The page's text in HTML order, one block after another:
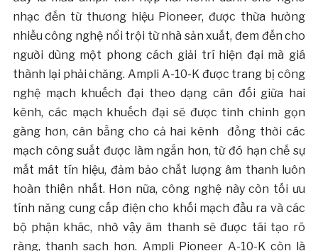
nhạc đến từ thương hiệu Pioneer, được thừa hưởng
nhiều công nghệ nổi trội từ nhà sản xuất, đem đến cho
người dùng một phong cách giải trí hiện đại mà giá
thành lại phải chăng. Ampli A-10-K được trang bị công
nghệ mạch khuếch đại theo dạng cân đối giữa hai
kênh, các mạch khuếch đại sẽ được tinh chỉnh gọn
gàng hơn, cân bằng cho cả hai kênh đồng thời các
mạch công suất được làm ngắn hơn, từ đó hạn chế sự
mất mát tín hiệu, đảm bảo chất lượng âm thanh luôn
hoàn thiện nhất. Hơn nữa, công nghệ này còn tối ưu
tính năng cung cấp điện cho khối mạch đầu ra và các
bộ phận khác, nhờ vậy âm thanh sẽ được tái tạo rõ
ràng, thanh sạch hơn. Ampli Pioneer A-10-K còn là